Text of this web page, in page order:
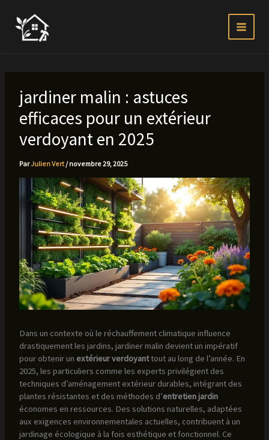
contenu
jardiner malin : astuces
efficaces pour un extérieur
verdoyant en 2025
ParJulien Vert /novembre 29, 2025
Dans un contexte où le réchauffement climatique influence
drastiquement les jardins, jardiner malin devient un impératif
pour obtenir un extérieur verdoyanttout au long de l’année. En
2025, les particuliers comme les experts privilégient des
techniques d’aménagement extérieur durables, intégrant des
plantes résistantes et des méthodes d’entretien jardin
économes en ressources. Des solutions naturelles, adaptées
aux exigences environnementales actuelles, contribuent à un
jardinage écologique à la fois esthétique et fonctionnel. Ce